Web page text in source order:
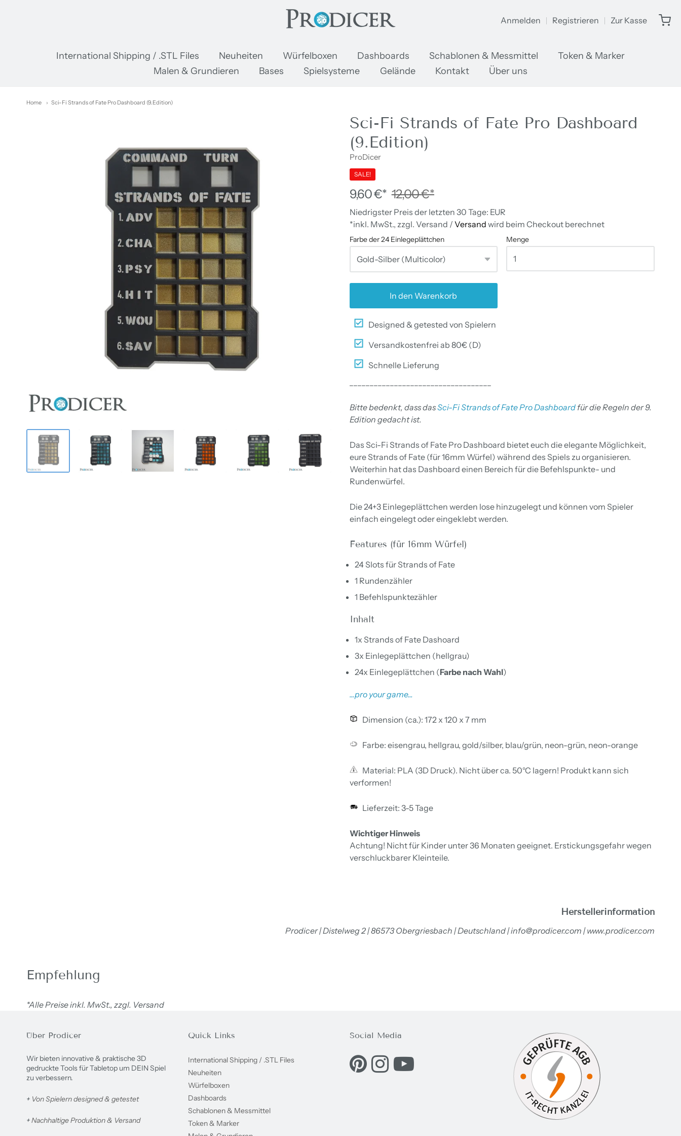
Anmelden Registrieren Zur Kasse
International Shipping / .STL Files Neuheiten Würfelboxen Dashboards Schablonen & Messmittel
Token & Marker
Malen & Grundieren
Bases Spielsysteme Gelände Kontakt Über uns
Home Sci-Fi Strands of Fate Pro Dashboard (9.Edition)
Sci-Fi Strands of Fate Pro Dashboard
(9.Edition)
ProDicer
SALE!
9,60 €* 12,00 €*
Niedrigster Preis der letzten 30 Tage: EUR
*inkl. MwSt., zzgl. Versand / Versand wird beim Checkout berechnet
Farbe der 24 Einlegeplättchen Menge
In den Warenkorb
Designed & getested von Spielern
Versandkostenfrei ab 80€ (D)
Schnelle Lieferung
Bitte bedenkt, dass dasSci-Fi Strands of Fate Pro Dashboardfür die Regeln der 9.
Edition gedacht ist.
Das Sci-Fi Strands of Fate Pro Dashboard bietet euch die elegante Möglichkeit,
eure Strands of Fate (für 16mm Würfel) während des Spiels zu organisieren.
Weiterhin hat das Dashboard einen Bereich für die Befehlspunkte- und
Rundenwürfel.
Die 24+3 Einlegeplättchen werden lose hinzugelegt und können vom Spieler
einfach eingelegt oder eingeklebt werden.
Features (für 16mm Würfel)
24 Slots für Strands of Fate
1 Rundenzähler
1 Befehlspunktezähler
Inhalt
1x Strands of Fate Dashoard
3x Einlegeplättchen (hellgrau)
24x Einlegeplättchen (Farbe nach Wahl)
...pro your game...
Dimension (ca.): 172 x 120 x 7 mm
Farbe: eisengrau, hellgrau, gold/silber, blau/grün, neon-grün, neon-orange
Material: PLA (3D Druck). Nicht über ca. 50°C lagern! Produkt kann sich
verformen!
Lieferzeit: 3-5 Tage
Wichtiger Hinweis
Achtung! Nicht für Kinder unter 36 Monaten geeignet. Erstickungsgefahr wegen
verschluckbarer Kleinteile.
Herstellerinformation
Prodicer | Distelweg 2 | 86573 Obergriesbach | Deutschland | info@prodicer.com | www.prodicer.com
Empfehlung
*Alle Preise inkl. MwSt., zzgl. Versand
Über Prodicer
Wir bieten innovative & praktische 3D
gedruckte Tools für Tabletop um DEIN Spiel
zu verbessern.
+ Von Spielern designed & getestet
+Nachhaltige Produktion & Versand
Quick Links
International Shipping / .STL Files
Neuheiten
Würfelboxen
Dashboards
Schablonen & Messmittel
Token & Marker
Social Media
Eine externe Webseite in einem neuen Fenster öffnen.
Eine externe Webseite in einem neuen Fenster öffnen.
Eine externe Webseite in einem neuen Fenster öffnen.